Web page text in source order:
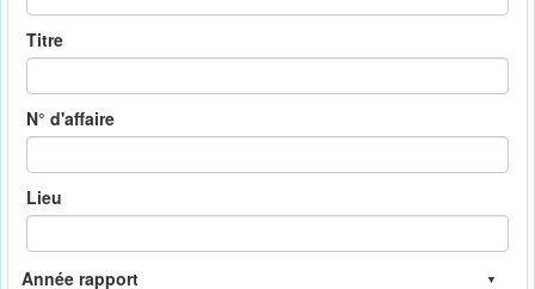
Titre
N° d'affaire
Lieu